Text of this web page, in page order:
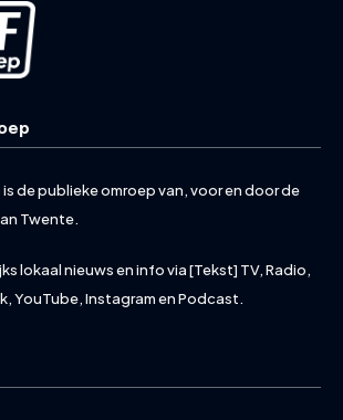
de publieke omroep van, voor en door de
Twente.
lokaal nieuws en info via [Tekst] TV, Radio,
YouTube, Instagram en Podcast.